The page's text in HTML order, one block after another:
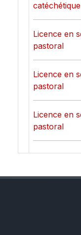
catéchétique
Licence en
pastoral
Licence en
pastoral
Licence en
pastoral